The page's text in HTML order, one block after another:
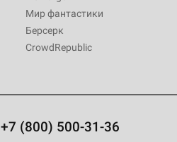
Мир фантастики
Берсерк
CrowdRepublic
+7 (800) 500-31-36